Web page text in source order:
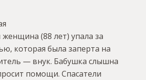
(88 лет) упала за
которая была заперта на
— внук. Бабушка слышна
помощи. Спасатели